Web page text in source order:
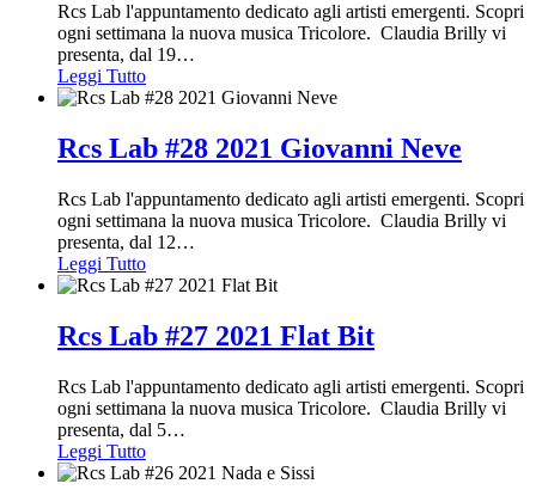
Rcs Lab l'appuntamento dedicato agli artisti emergenti. Scopri
ogni settimana la nuova musica Tricolore. Claudia Brilly vi
presenta, dal 19…
Leggi Tutto
Rcs Lab #28 2021 Giovanni Neve
Rcs Lab l'appuntamento dedicato agli artisti emergenti. Scopri
ogni settimana la nuova musica Tricolore. Claudia Brilly vi
presenta, dal 12…
Leggi Tutto
Rcs Lab #27 2021 Flat Bit
Rcs Lab l'appuntamento dedicato agli artisti emergenti. Scopri
ogni settimana la nuova musica Tricolore. Claudia Brilly vi
presenta, dal 5…
Leggi Tutto